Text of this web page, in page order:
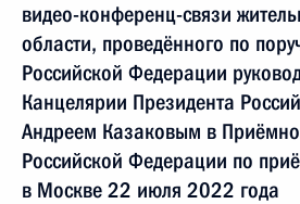
видео-конференц-связи
области, проведённого по
Российской Федерации
Канцелярии Президента
Андреем Казаковым в
Российской Федерации по
в Москве 22 июля 2022 года